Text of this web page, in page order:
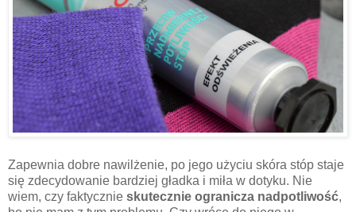
Zapewnia dobre nawilżenie, po jego użyciu skóra stóp staje
się zdecydowanie bardziej gładka i miła w dotyku. Nie
wiem, czy faktycznie skutecznie ogranicza nadpotliwość,